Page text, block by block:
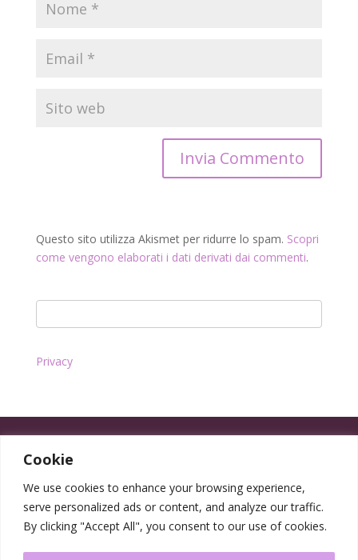
Cookie
We use cookies to enhance your browsing experience,
serve personalized ads or content, and analyze our traffic.
By clicking "Accept All", you consent to our use of cookies.
Questo sito utilizza Akismet per ridurre lo spam. Scopri
come vengono elaborati i dati derivati dai commenti.
Privacy